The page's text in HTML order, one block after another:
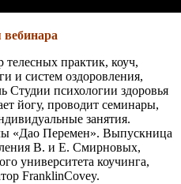
практик, коуч,
и систем оздоровления,
Студии психологии здоровья
йогу, проводит семинары,
занятия.
«Дао Перемен». Выпускница
В. и Е. Смирновых,
университета коучинга,
FranklinCovey.